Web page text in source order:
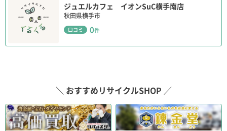
ジュエルカフェ イオンSuC横手南店
秋田県横手市
口コミ 0件
＼ おすすめリサイクルSHOP ／